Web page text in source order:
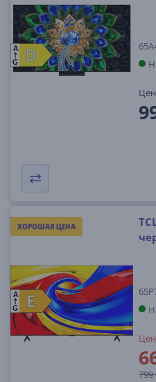
D
D
A
G
ХОРОШАЯ ЦЕНА
E
E
A
G
799